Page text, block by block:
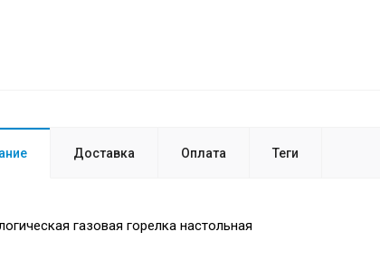
Доставка Оплата Теги
газовая горелка настольная